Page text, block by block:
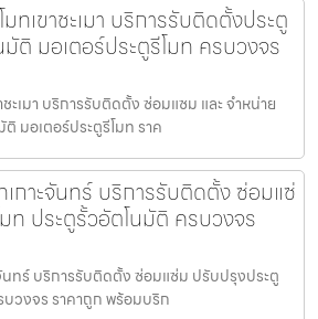
ทเขาชะเมา บริการรับติดตั้งประตู
ติ มอเตอร์ประตูรีโมท ครบวงจร
ะเมา บริการรับติดตั้ง ซ่อมแซม และ จำหน่าย
มอเตอร์ประตูรีโมท ราค
กาะจันทร์ บริการรับติดตั้ง ซ่อมแซ่
ท ประตูรั้วอัตโนมัติ ครบวงจร
นทร์ บริการรับติดตั้ง ซ่อมแซ่ม ปรับปรุงประตู
วงจร ราคาถูก พร้อมบริก